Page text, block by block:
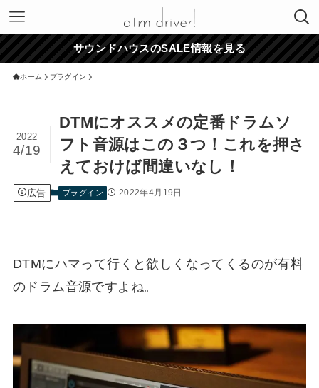
サウンドハウスのSALE情報を見る
ホーム プラグイン
DTMにオススメの定番ドラムソ
フト音源はこの３つ！これを押さ
えておけば間違いなし！
2022
4/19
広告 プラグイン 2022年4月19日
DTMにハマって行くと欲しくなってくるのが有料
のドラム音源ですよね。